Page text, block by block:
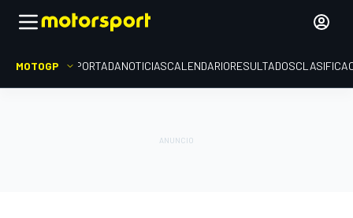
MOTOGP PORTADANOTICIASCALENDARIORESULTADOS